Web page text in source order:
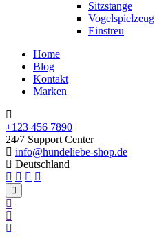
Sitzstange
Vogelspielzeug
Einstreu
Home
Blog
Kontakt
Marken
+123 456 7890
24/7 Support Center
info@hundeliebe-shop.de
Deutschland